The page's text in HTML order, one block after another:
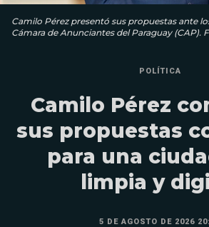
Camilo Pérez presentó sus propuestas ante
Cámara de Anunciantes del Paraguay (CAP).
POLÍTICA
Camilo Pérez
sus propuestas
para una
limpia y
5 DE AGOSTO DE 2026